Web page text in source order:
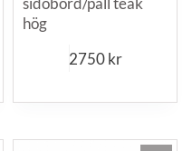
hög
2750kr